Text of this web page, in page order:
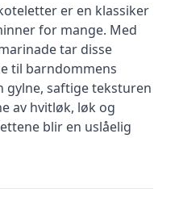
er en klassiker
for mange. Med
tar disse
til barndommens
gylne, saftige teksturen
av hvitløk, løk og
blir en uslåelig